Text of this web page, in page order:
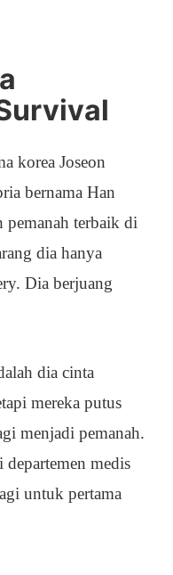
korea Joseon
bernama Han
pemanah terbaik di
dia hanya
Dia berjuang
dia cinta
mereka putus
menjadi pemanah.
medis
untuk pertama